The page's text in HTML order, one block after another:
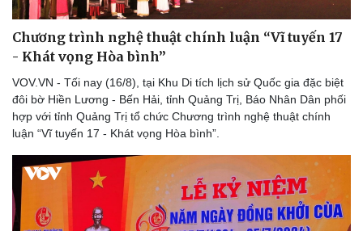
Chương trình nghệ thuật chính luận “Vĩ tuyến 17
- Khát vọng Hòa bình”
VOV.VN - Tối nay (16/8), tại Khu Di tích lịch sử Quốc gia đặc biệt
đôi bờ Hiền Lương - Bến Hải, tỉnh Quảng Trị, Báo Nhân Dân phối
hợp với tỉnh Quảng Trị tổ chức Chương trình nghệ thuật chính
luận “Vĩ tuyến 17 - Khát vọng Hòa bình”.